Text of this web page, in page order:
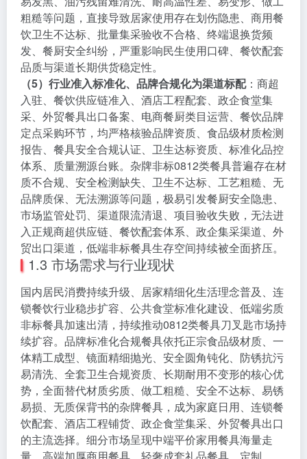
粗糙等问题，直接导致居家使用存在划伤隐患、商用餐
饮卫生不达标、批量集采验收不合格、终端退换货频
发、餐厨安全纠纷，严重影响民生使用口碑、餐饮配套
品质与渠道长期供货稳定性。
（5）行业准入标准化、品牌合规化为渠道标配：商超
入驻、餐饮供应链准入、酒店工程配套、政企食堂集
采、外贸餐具出口备案、电商餐厨类目运营、餐饮品牌
定点采购环节，均严格核验品牌资质、食品级材质检测
报告、餐具安全合规认证、卫生达标资质、标准化品控
体系、质量溯源台账。杂牌非标0812类餐具普遍存在材
质不合规、安全检测缺失、卫生不达标、工艺粗糙、无
品牌质保、无法溯源等问题，极易引发餐厨安全隐患、
市场监管处罚、渠道限流清退、项目验收失败，无法进
入正规商超供应链、餐饮配套体系、政企集采渠道、外
贸出口渠道，低端非标餐具生存空间持续被全面挤压。
1.3 市场需求与行业现状
国内居民消费持续升级、居家精细化生活理念普及、连
锁餐饮行业稳步扩容、公共食堂标准化建设、低端劣质
非标餐具加速出清，持续推动0812类餐具刀叉匙市场持
续扩容。品牌标准化合规餐具依托正宗食品级材质、一
体精工成型、镜面精细抛光、安全圆角钝化、防锈抗污
易清洗、全套卫生合规资质、长期耐用不变形的核心优
势，全面替代材质劣质、做工粗糙、安全不达标、易锈
易损、无质保背书的杂牌餐具，成为家庭日用、连锁餐
饮配套、酒店工程铺货、政企食堂集采、外贸餐具出口
的主流选择。细分市场呈现中端平价家用餐具海量走